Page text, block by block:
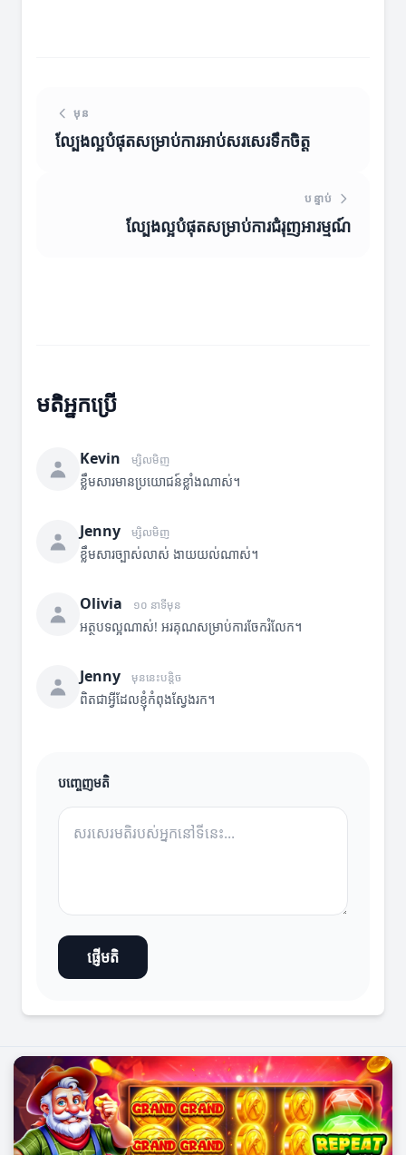
មុន
ល្បែងល្អបំផុតសម្រាប់ការអាប់សរសេរទឹកចិត្ត
បន្ទាប់
ល្បែងល្អបំផុតសម្រាប់ការជំរុញអារម្មណ៍
មតិអ្នកប្រើ
Kevin ម្សិលមិញ
ខ្លឹមសារមានប្រយោជន៍ខ្លាំងណាស់។
Jenny ម្សិលមិញ
ខ្លឹមសារច្បាស់លាស់ ងាយយល់ណាស់។
Olivia ១០ នាទីមុន
អត្ថបទល្អណាស់! អរគុណសម្រាប់ការចែករំលែក។
Jenny មុននេះបន្តិច
ពិតជាអ្វីដែលខ្ញុំកំពុងស្វែងរក។
បញ្ចេញមតិ
ផ្ញើមតិ